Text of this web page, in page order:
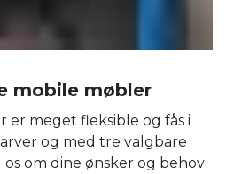
mobile møbler
er meget fleksible og fås i
og med tre valgbare
om dine ønsker og behov